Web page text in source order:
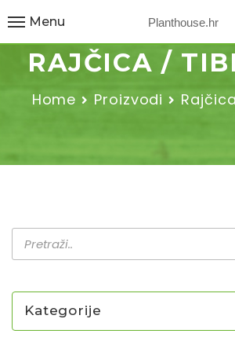
Planthouse.hr
Menu
RAJČICA /
Home Proizvodi
Kategorije